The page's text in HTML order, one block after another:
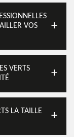
VOS
VERTS
LA TAILLE